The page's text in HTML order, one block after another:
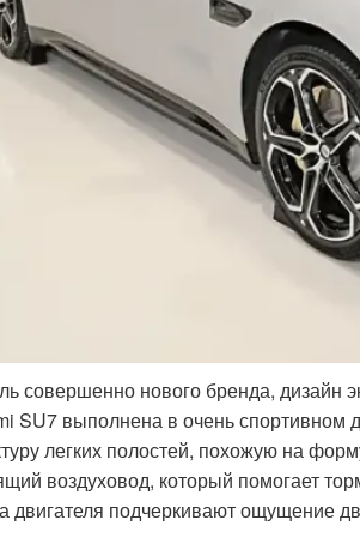
совершенно нового бренда,
SU7 выполнена в очень
легких полостей, похожую на
воздуховод, который помогает
двигателя подчеркивают ощущение